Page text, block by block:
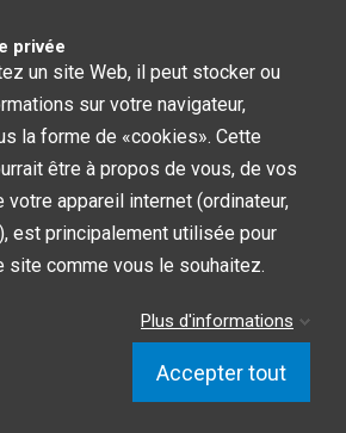
privée
un site Web, il peut stocker ou
sur votre navigateur,
la forme de «cookies». Cette
être à propos de vous, de vos
votre appareil internet (ordinateur,
est principalement utilisée pour
site comme vous le souhaitez.
Plus d'informations
Accepter tout